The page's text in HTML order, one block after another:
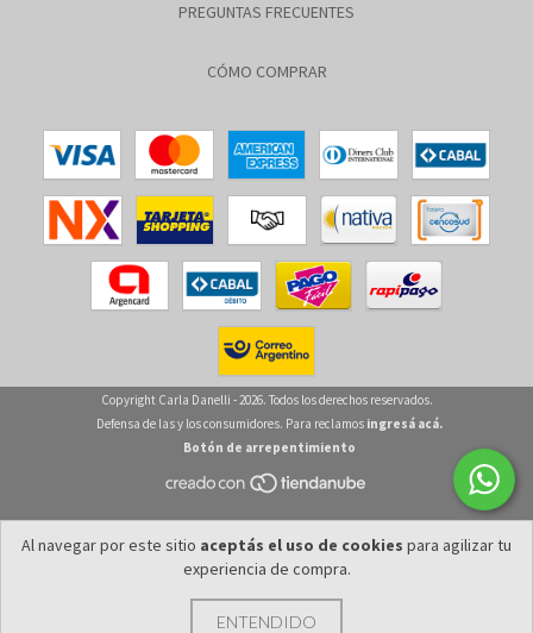
Al navegar por este sitio aceptás el uso de cookies para agilizar tu
experiencia de compra.
ENTENDIDO
PREGUNTAS FRECUENTES
CÓMO COMPRAR
Copyright Carla Danelli - 2026. Todos los derechos reservados.
Defensa de las y los consumidores. Para reclamos ingresá acá.
Botón de arrepentimiento